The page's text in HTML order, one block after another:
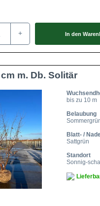
+ In den
m. Db. Solitär
bis zu 10 m
Belaubung
Blatt- /
Sattgrün
Standort
Sonnig-